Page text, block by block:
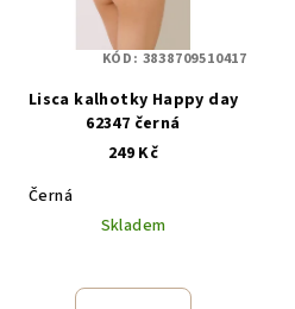
Lisca kalhotky Happy day
62347 černá
249 Kč
Černá
Skladem
KÓD: 3838709510417